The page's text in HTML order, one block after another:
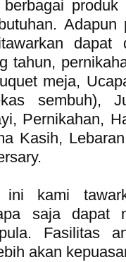
berbagai produk
Adapun
dapat
tahun,
meja,
sembuh),
Pernikahan,
Kasih,
kami
saja dapat
Fasilitas
akan